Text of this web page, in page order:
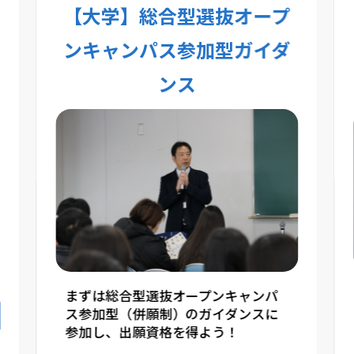
【大学】総合型選抜オープ
ンキャンパス参加型ガイダ
ンス
まずは総合型選抜オープンキャンパ
ス参加型（併願制）のガイダンスに
参加し、出願資格を得よう！